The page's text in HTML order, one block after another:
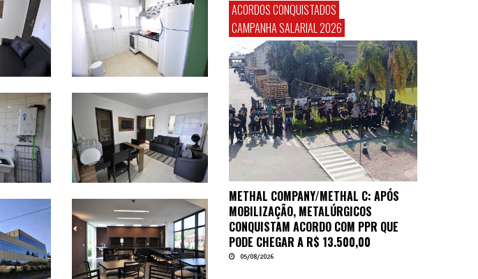
ACORDOS CONQUISTADOS
CAMPANHA SALARIAL 2026
METHAL COMPANY/METHAL C: APÓS
MOBILIZAÇÃO, METALÚRGICOS
CONQUISTAM ACORDO COM PPR QUE
PODE CHEGAR A R$ 13.500,00
05/08/2026